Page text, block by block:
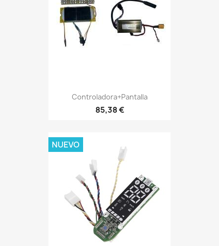
Controladora+pantalla
85,38 €
NUEVO